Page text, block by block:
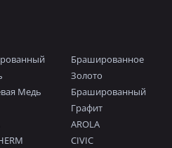
Брашированное
Золото
Медь
Брашированный
Графит
AROLA
CIVIC